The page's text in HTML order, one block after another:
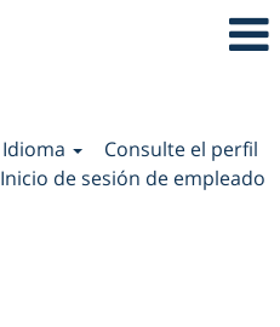
Idioma
Consulte el perfil
Inicio de sesión de empleado